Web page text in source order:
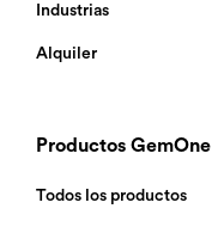
Industrias
Alquiler
Productos GemOne
Todos los productos